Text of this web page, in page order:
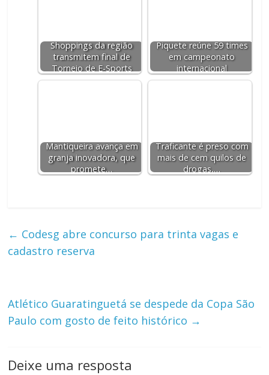
Shoppings da região
transmitem final de
Torneio de E-Sports
Piquete reúne 59 times
em campeonato
internacional
Mantiqueira avança em
granja inovadora, que
promete…
Traficante é preso com
mais de cem quilos de
drogas,…
← Codesg abre concurso para trinta vagas e
cadastro reserva
Atlético Guaratinguetá se despede da Copa São
Paulo com gosto de feito histórico →
Deixe uma resposta